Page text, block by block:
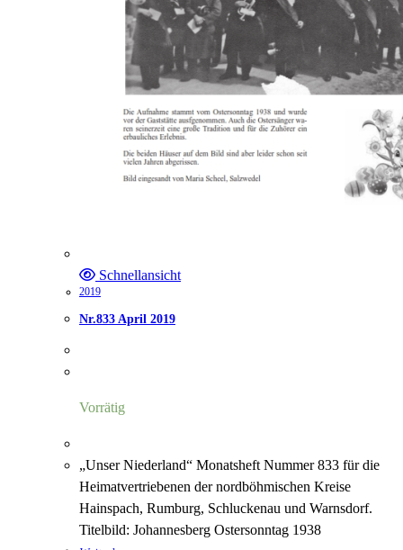
Schnellansicht
2019
Nr.833 April 2019
Vorrätig
„Unser Niederland“ Monatsheft Nummer 833 für die
Heimatvertriebenen der nordböhmischen Kreise
Hainspach, Rumburg, Schluckenau und Warnsdorf.
Titelbild: Johannesberg Ostersonntag 1938